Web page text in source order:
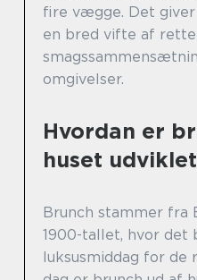
fire vægge. Det
en bred vifte af
omgivelser.
Hvordan er
huset
Brunch stammer fra
1900-tallet, hvor det
luksusmiddag for de